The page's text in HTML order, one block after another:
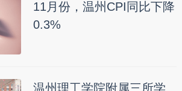
11月份，温州CPI同比下降
0.3%
温州理工学院附属三所学